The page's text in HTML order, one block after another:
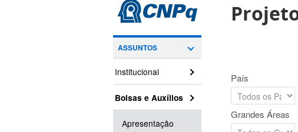
ASSUNTOS
Institucional
Bolsas e Auxílios
Apresentação
País
Grandes Áreas